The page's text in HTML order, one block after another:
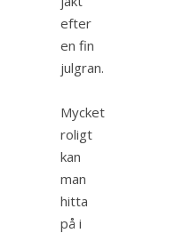
efter
en fin
julgran.
Mycket
roligt
kan
man
hitta
på i